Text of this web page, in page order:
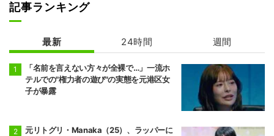
記事ランキング
最新 24時間 週間
「名前を言えない方々が全裸で…」一流ホ
テルでの"権力者の遊び"の実態を元港区女
子が暴露
元リトグリ・Manaka（25）、ラッパーに